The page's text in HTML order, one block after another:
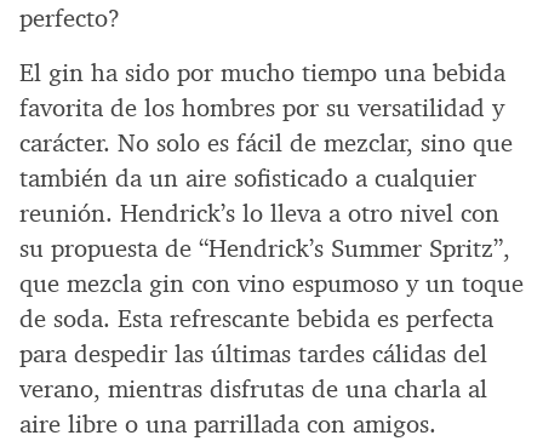
perfecto?
El gin ha sido por mucho tiempo una bebida
favorita de los hombres por su versatilidad y
carácter. No solo es fácil de mezclar, sino que
también da un aire sofisticado a cualquier
reunión. Hendrick’s lo lleva a otro nivel con
su propuesta de “Hendrick’s Summer Spritz”,
que mezcla gin con vino espumoso y un toque
de soda. Esta refrescante bebida es perfecta
para despedir las últimas tardes cálidas del
verano, mientras disfrutas de una charla al
aire libre o una parrillada con amigos.